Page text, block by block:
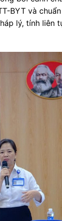
BYT và
lý, tính liên